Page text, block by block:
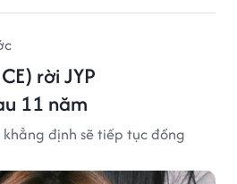
rời JYP
11 năm
khẳng định sẽ tiếp tục đồng